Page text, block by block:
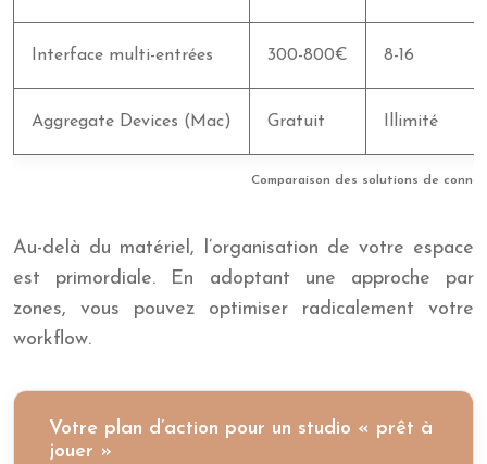
Comparaison des solutions de
Interface multi-entrées 300-800€ 8-16
Aggregate Devices (Mac) Gratuit Illimité
Au-delà du matériel, l’organisation de votre espace
est primordiale. En adoptant une approche par
zones, vous pouvez optimiser radicalement votre
workflow.
Votre plan d’action pour un studio « prêt à
jouer »